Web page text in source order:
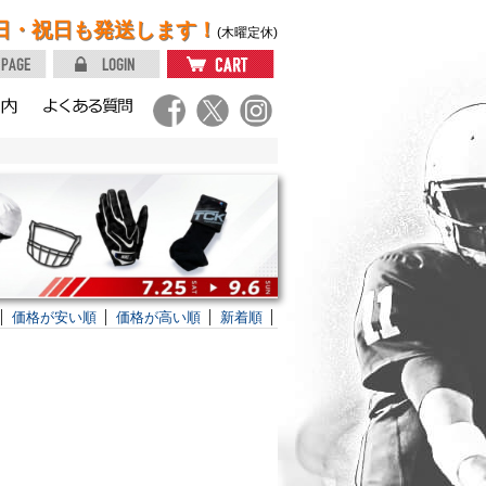
・祝日も発送します！ (木曜定休)
価格が安い順 価格が高い順 新着順